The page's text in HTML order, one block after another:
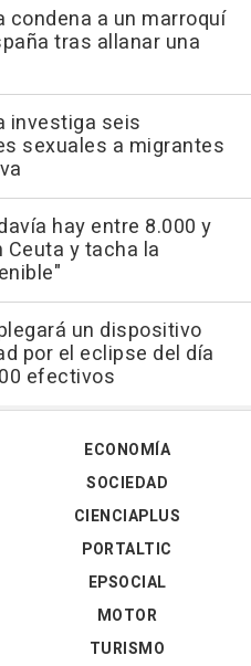
condena a un marroquí
tras allanar una
investiga seis
sexuales a migrantes
hay entre 8.000 y
y tacha la
un dispositivo
por el eclipse del día
efectivos
ECONOMÍA
SOCIEDAD
CIENCIAPLUS
PORTALTIC
EPSOCIAL
MOTOR
TURISMO